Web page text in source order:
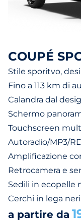
COUPÉ
Stile sporitvo,
Fino a 113 km di
Calandra dal
Schermo
Touchscreen
Autoradio/MP3/
Amplificazione
Retrocamera e
Sedili in ecopelle
Cerchi in lega neri
a partire da